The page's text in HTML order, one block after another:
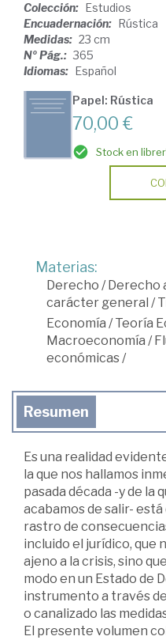
Colección: Estudios
Encuadernación: Rústica
Medidas: 23 cm
Nº Pág.: 365
Idiomas: Español
Papel: Rústica
70,00 €
Stock en
Materias:
Derecho /Derecho
carácter general /
Economía /Teoría
Macroeconomía /
económicas/
Resumen
Es una realidad
la que nos hallamos
pasada década -y de la
acabamos de salir-
rastro de
incluido el jurídico, que
ajeno a la crisis, sino
modo en un Estado de
instrumento a través
o canalizado las
El presente volumen